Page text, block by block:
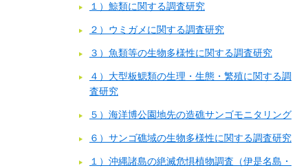
１）鯨類に関する調査研究
２）ウミガメに関する調査研究
３）魚類等の生物多様性に関する調査研究
４）大型板鰓類の生理・生態・繁殖に関する調
査研究
５）海洋博公園地先の造礁サンゴモニタリング
６）サンゴ礁域の生物多様性に関する調査研究
１）沖縄諸島の絶滅危惧植物調査（伊是名島・